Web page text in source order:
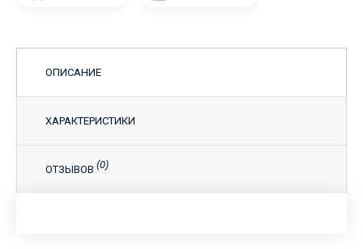
ОПИСАНИЕ
ХАРАКТЕРИСТИКИ
ОТЗЫВОВ (0)